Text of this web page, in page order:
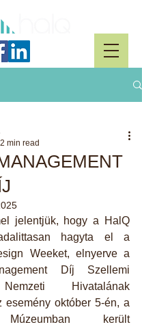
2 min read
jelentjük, hogy a HalQ
hagyta el a
Weeket, elnyerve a
Díj Szellemi
Hivatalának
esemény október 5-én, a
került